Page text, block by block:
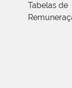
Tabelas de